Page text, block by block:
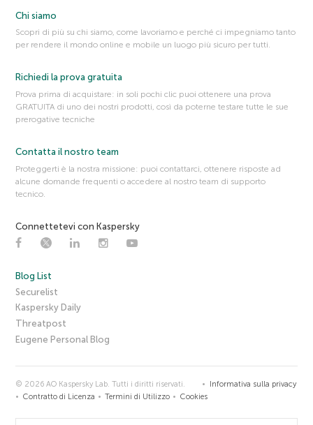
Chi siamo
Scopri di più su chi siamo, come lavoriamo e perché ci impegniamo tanto
per rendere il mondo online e mobile un luogo più sicuro per tutti.
Richiedi la prova gratuita
Prova prima di acquistare: in soli pochi clic puoi ottenere una prova
GRATUITA di uno dei nostri prodotti, così da poterne testare tutte le sue
prerogative tecniche
Contatta il nostro team
Proteggerti è la nostra missione: puoi contattarci, ottenere risposte ad
alcune domande frequenti o accedere al nostro team di supporto
tecnico.
Connettetevi con Kaspersky
Blog List
Securelist
Kaspersky Daily
Threatpost
Eugene Personal Blog
© 2026 AO Kaspersky Lab. Tutti i diritti riservati.
Informativa sulla privacy
Contratto di Licenza
Termini di Utilizzo Cookies